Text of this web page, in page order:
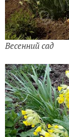
Весенний сад